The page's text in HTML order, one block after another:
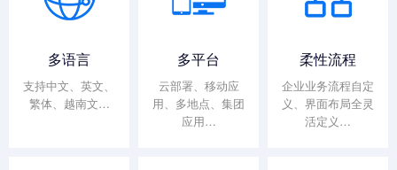
多语言
支持中文、英文、
繁体、越南文…
多平台
云部署、移动应
用、多地点、集团
应用…
柔性流程
企业业务流程自定
义、界面布局全灵
活定义…